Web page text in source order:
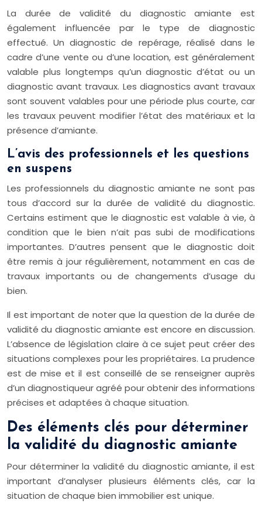
La durée de validité du diagnostic amiante est
également influencée par le type de diagnostic
effectué. Un diagnostic de repérage, réalisé dans le
cadre d’une vente ou d’une location, est généralement
valable plus longtemps qu’un diagnostic d’état ou un
diagnostic avant travaux. Les diagnostics avant travaux
sont souvent valables pour une période plus courte, car
les travaux peuvent modifier l’état des matériaux et la
présence d’amiante.
L’avis des professionnels et les questions
en suspens
Les professionnels du diagnostic amiante ne sont pas
tous d’accord sur la durée de validité du diagnostic.
Certains estiment que le diagnostic est valable à vie, à
condition que le bien n’ait pas subi de modifications
importantes. D’autres pensent que le diagnostic doit
être remis à jour régulièrement, notamment en cas de
travaux importants ou de changements d’usage du
bien.
Il est important de noter que la question de la durée de
validité du diagnostic amiante est encore en discussion.
L’absence de législation claire à ce sujet peut créer des
situations complexes pour les propriétaires. La prudence
est de mise et il est conseillé de se renseigner auprès
d’un diagnostiqueur agréé pour obtenir des informations
précises et adaptées à chaque situation.
Des éléments clés pour déterminer
la validité du diagnostic amiante
Pour déterminer la validité du diagnostic amiante, il est
important d’analyser plusieurs éléments clés, car la
situation de chaque bien immobilier est unique.